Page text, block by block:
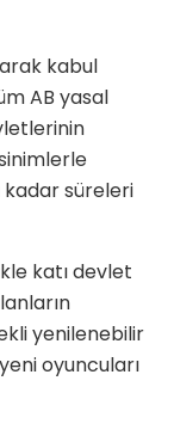
kabul
AB yasal
kadar süreleri
katı devlet
yenilenebilir
oyuncuları